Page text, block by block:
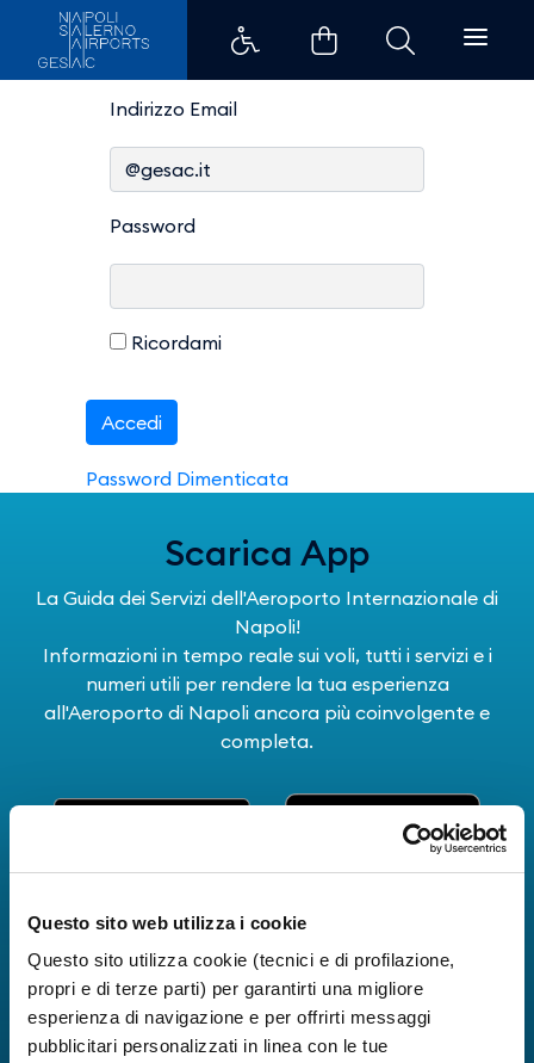
Questo sito web utilizza i cookie
Questo sito utilizza cookie (tecnici e di profilazione,
propri e di terze parti) per garantirti una migliore
esperienza di navigazione e per offrirti messaggi
pubblicitari personalizzati in linea con le tue
Login Area Riservata -
Login
Login
Indirizzo Email
Password
Ricordami
Accedi
Password Dimenticata
Scarica App
La Guida dei Servizi dell'Aeroporto Internazionale di
Napoli!
Informazioni in tempo reale sui voli, tutti i servizi e i
numeri utili per rendere la tua esperienza
all'Aeroporto di Napoli ancora più coinvolgente e
completa.